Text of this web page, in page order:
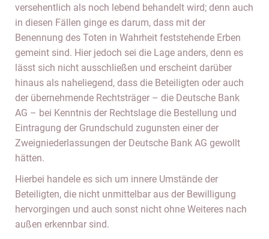
versehentlich als noch lebend behandelt wird; denn auch
in diesen Fällen ginge es darum, dass mit der
Benennung des Toten in Wahrheit feststehende Erben
gemeint sind. Hier jedoch sei die Lage anders, denn es
lässt sich nicht ausschließen und erscheint darüber
hinaus als naheliegend, dass die Beteiligten oder auch
der übernehmende Rechtsträger – die Deutsche Bank
AG – bei Kenntnis der Rechtslage die Bestellung und
Eintragung der Grundschuld zugunsten einer der
Zweigniederlassungen der Deutsche Bank AG gewollt
hätten.
Hierbei handele es sich um innere Umstände der
Beteiligten, die nicht unmittelbar aus der Bewilligung
hervorgingen und auch sonst nicht ohne Weiteres nach
außen erkennbar sind.